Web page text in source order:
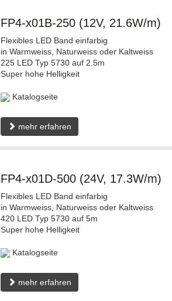
FP4-x01B-250 (12V, 21.6W/m)
Flexibles LED Band einfarbig
in Warmweiss, Naturweiss oder Kaltweiss
225 LED Typ 5730 auf 2.5m
Super hohe Helligkeit
Katalogseite
mehr erfahren
FP4-x01D-500 (24V, 17.3W/m)
Flexibles LED Band einfarbig
in Warmweiss, Naturweiss oder Kaltweiss
420 LED Typ 5730 auf 5m
Super hohe Helligkeit
Katalogseite
mehr erfahren